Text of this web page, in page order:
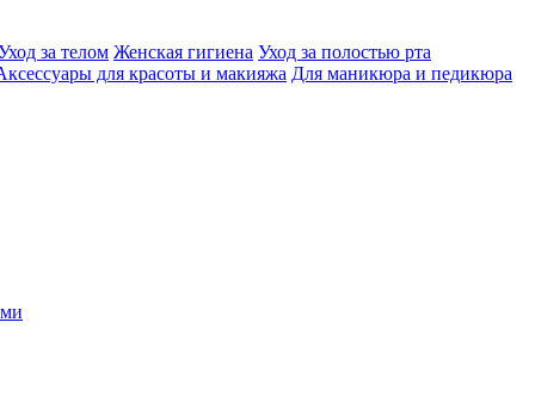
за телом Женская гигиена Уход за полостью рта
для красоты и макияжа Для маникюра и педикюра